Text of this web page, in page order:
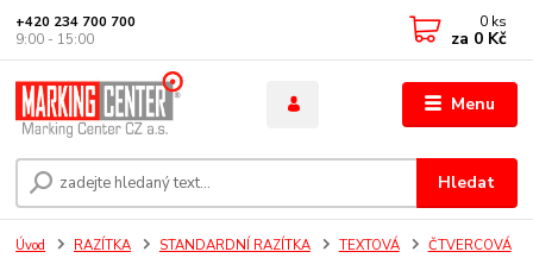
Menu
Hledat
+420 234 700 700
9:00 - 15:00
0 ks
za 0 Kč
Úvod RAZÍTKA STANDARDNÍ RAZÍTKA TEXTOVÁ
ČTVERCOVÁ